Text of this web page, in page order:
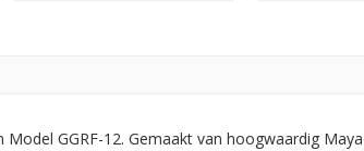
GGRF-12. Gemaakt van hoogwaardig